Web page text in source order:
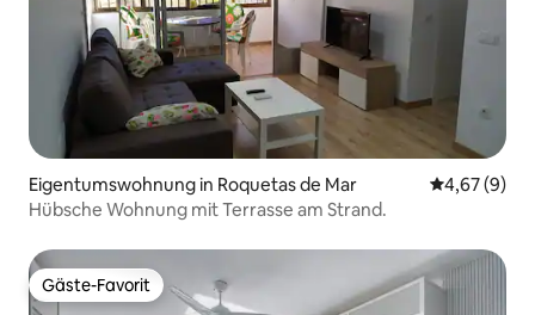
Eigentumswohnung in Roquetas de Mar
4,67 (9)
Hübsche Wohnung mit Terrasse am Strand.
Gäste-Favorit
Gäste-Favorit